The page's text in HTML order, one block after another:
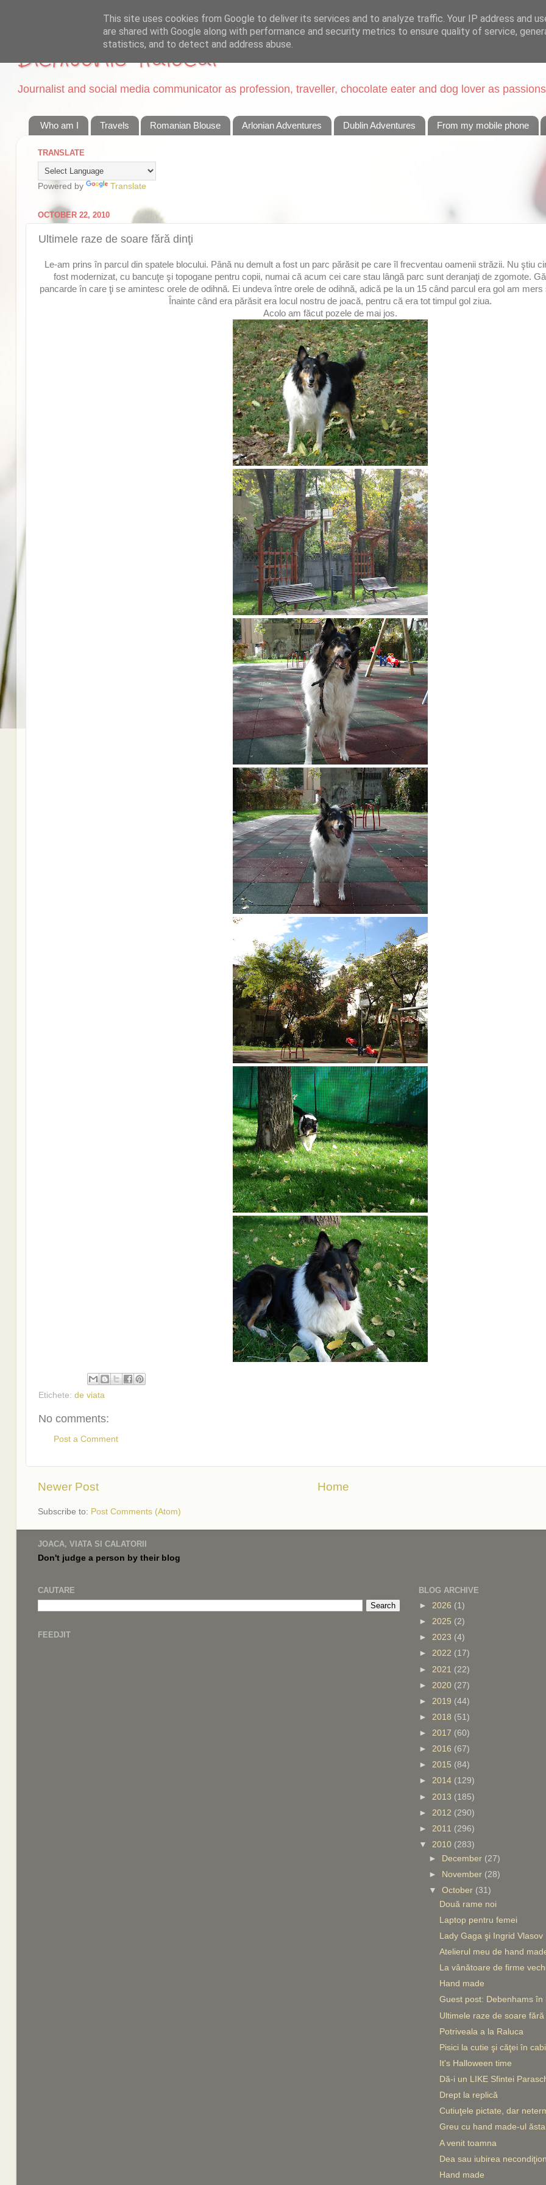
Dichisurile Ralucai
Journalist and social media communicator as profession, traveller, chocolate eater and dog lover as passions
Who am I Travels Romanian Blouse Arlonian Adventures Dublin Adventures From my mobile phone
TRANSLATE
Powered by Translate
OCTOBER 22, 2010
Ultimele raze de soare fără dinţi
Le-am prins în parcul din spatele blocului. Până nu demult a fost un parc părăsit pe care îl frecventau oamenii străzii. Nu ştiu
fost modernizat, cu bancuţe şi topogane pentru copii, numai că acum cei care stau lângă parc sunt deranjaţi de zgomote.
pancarde în care ţi se amintesc orele de odihnă. Ei undeva între orele de odihnă, adică pe la un 15 când parcul era gol am
Înainte când era părăsit era locul nostru de joacă, pentru că era tot timpul gol ziua.
Acolo am făcut pozele de mai jos.
Etichete: de viata
No comments:
Post a Comment
Newer Post Home
Subscribe to: Post Comments (Atom)
JOACA, VIATA SI CALATORII
Don't judge a person by their blog
CAUTARE
FEEDJIT
BLOG ARCHIVE
► 2026 (1)
► 2025 (2)
► 2023 (4)
► 2022 (17)
► 2021 (22)
► 2020 (27)
► 2019 (44)
► 2018 (51)
► 2017 (60)
► 2016 (67)
► 2015 (84)
► 2014 (129)
► 2013 (185)
► 2012 (290)
► 2011 (296)
▼ 2010 (283)
► December (27)
►
November (28)
▼October (31)
Două rame noi
Laptop pentru femei
Lady Gaga şi Ingrid Vlasov
Atelierul meu de hand
La vânătoare de firme vechi
Hand made
Guest post: Debenhams în
Ultimele raze de soare fără
Potriveala a la Raluca
Pisici la cutie şi căţei în
It's Halloween time
Dă-i un LIKE Sfintei
Drept la replică
Cutiuţele pictate, dar
Greu cu hand made-ul
A venit toamna
Dea sau iubirea
Hand made
This site uses cookies from Google to deliver its services and to analyze traffic. Your IP address and
are shared with Google along with performance and security metrics to ensure quality of service,
statistics, and to detect and address abuse.